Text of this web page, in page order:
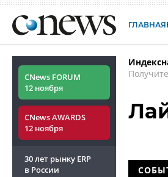
ГЛАВНАЯ
CNews FORUM
12 ноября
CNews AWARDS
12 ноября
30 лет рынку ERP
в России